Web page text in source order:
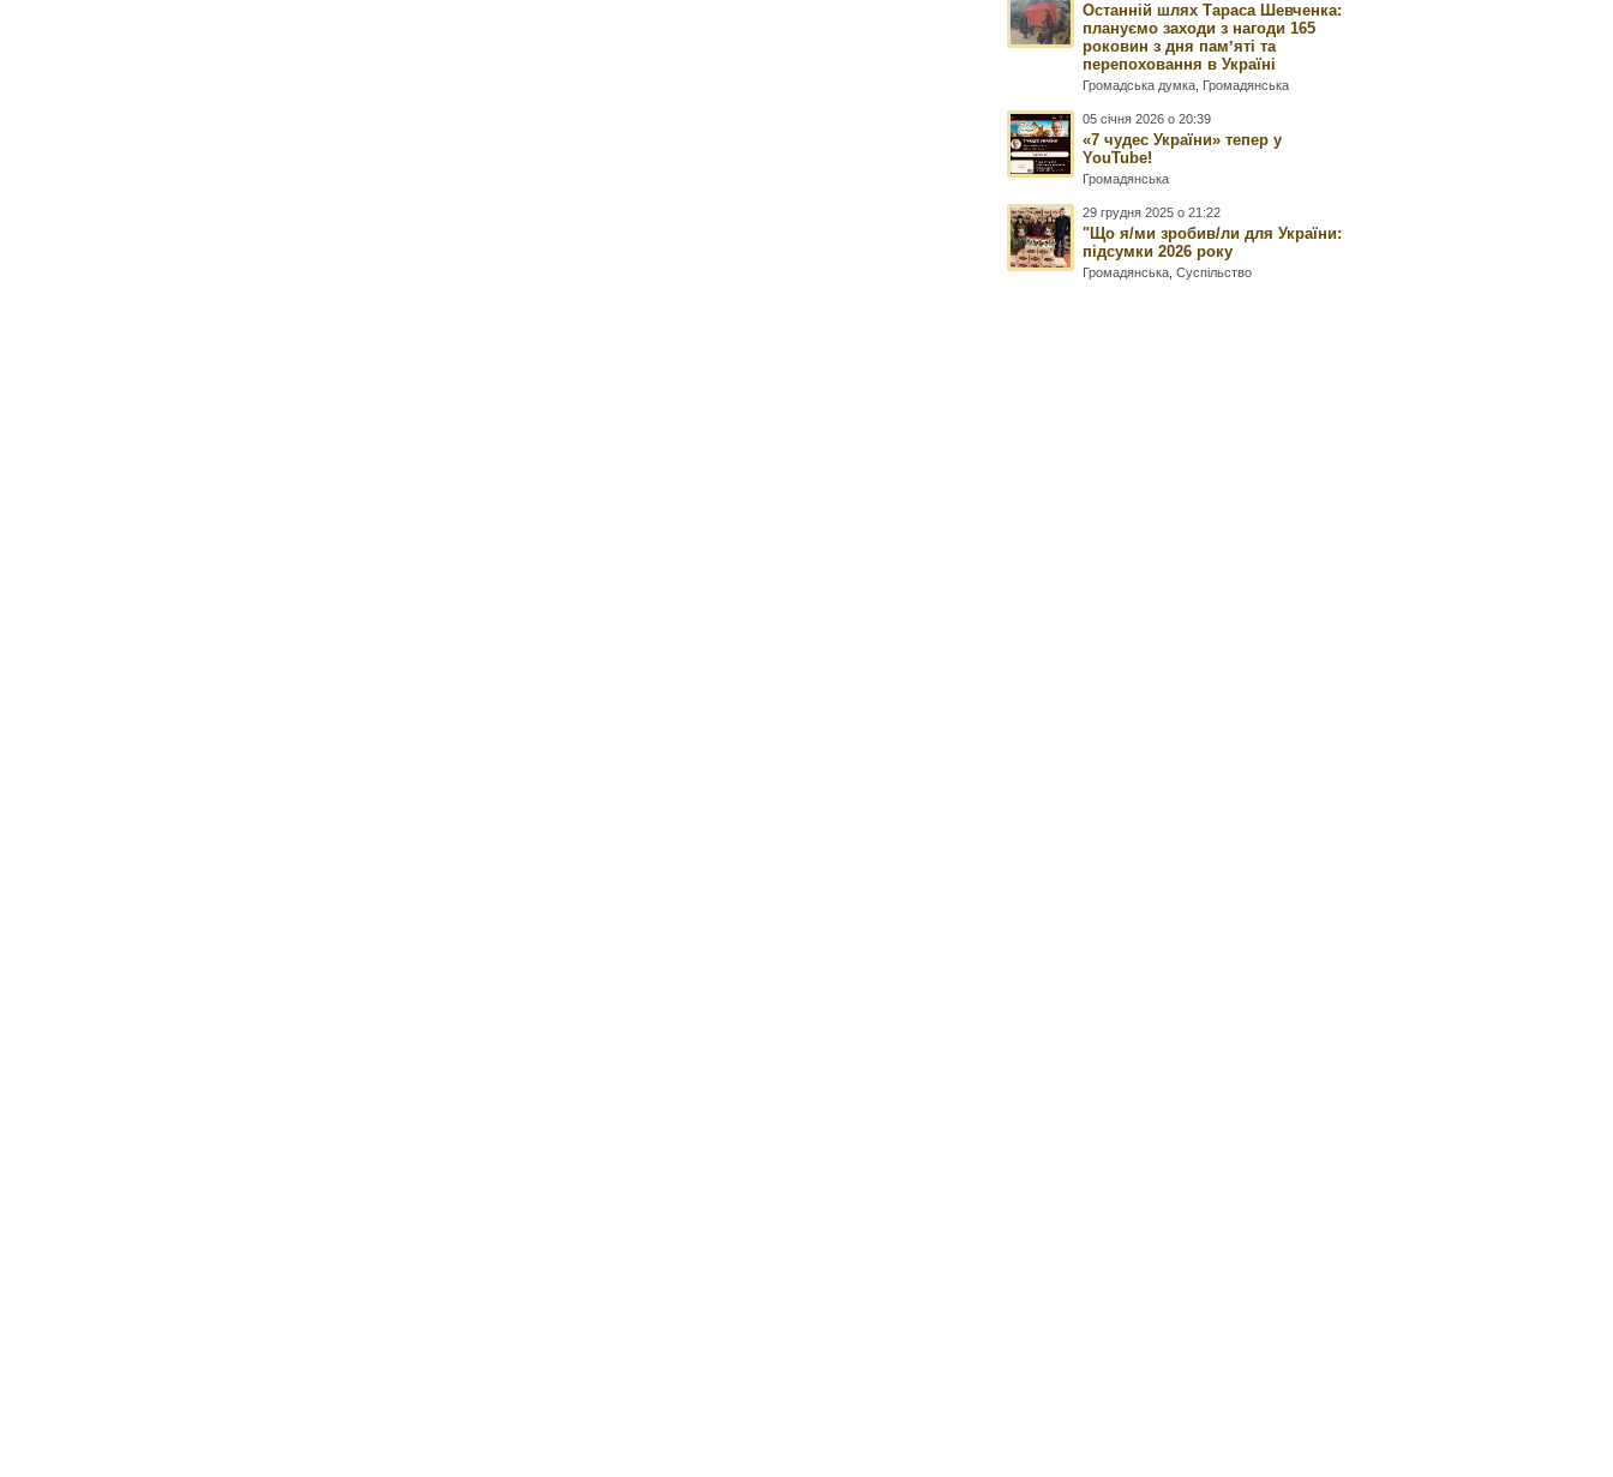
Останній шлях Тараса Шевченка:
плануємо заходи з нагоди 165
роковин з дня памʼяті та
перепоховання в Україні
Громадська думка Громадянська
05 січня 2026 о 20:39
«7 чудес України» тепер у
YouTube!
Громадянська
29 грудня 2025 о 21:22
"Що я/ми зробив/ли для України:
підсумки 2026 року
Громадянська ,Суспільство